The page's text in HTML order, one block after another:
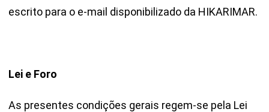
escrito para o e-mail disponibilizado da HIKARIMAR.
Lei e Foro
As presentes condições gerais regem-se pela Lei